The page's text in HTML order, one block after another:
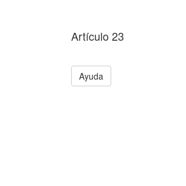
Artículo 23
Ayuda